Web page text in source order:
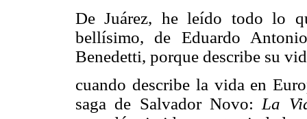
De Juárez, he leído todo lo
bellísimo, de Eduardo
Benedetti, porque describe su
cuando describe la vida en
saga de Salvador Novo: La